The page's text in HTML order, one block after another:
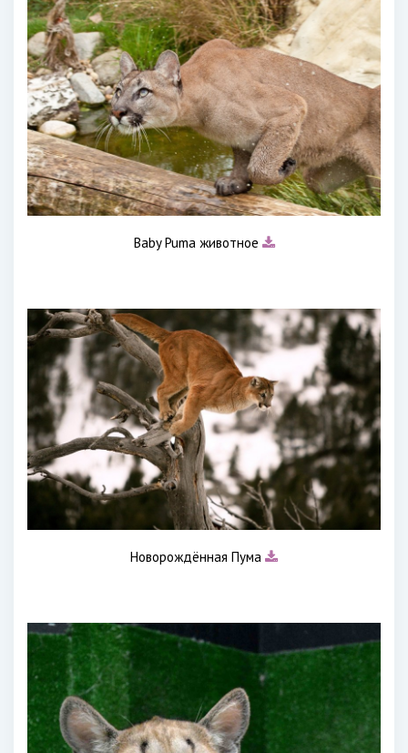
Baby Puma животное
Новорождённая Пума